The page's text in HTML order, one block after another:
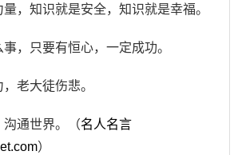
，知识就是安全，知识就是幸福。
，只要有恒心，一定成功。
老大徒伤悲。
通世界。（名人名言
）